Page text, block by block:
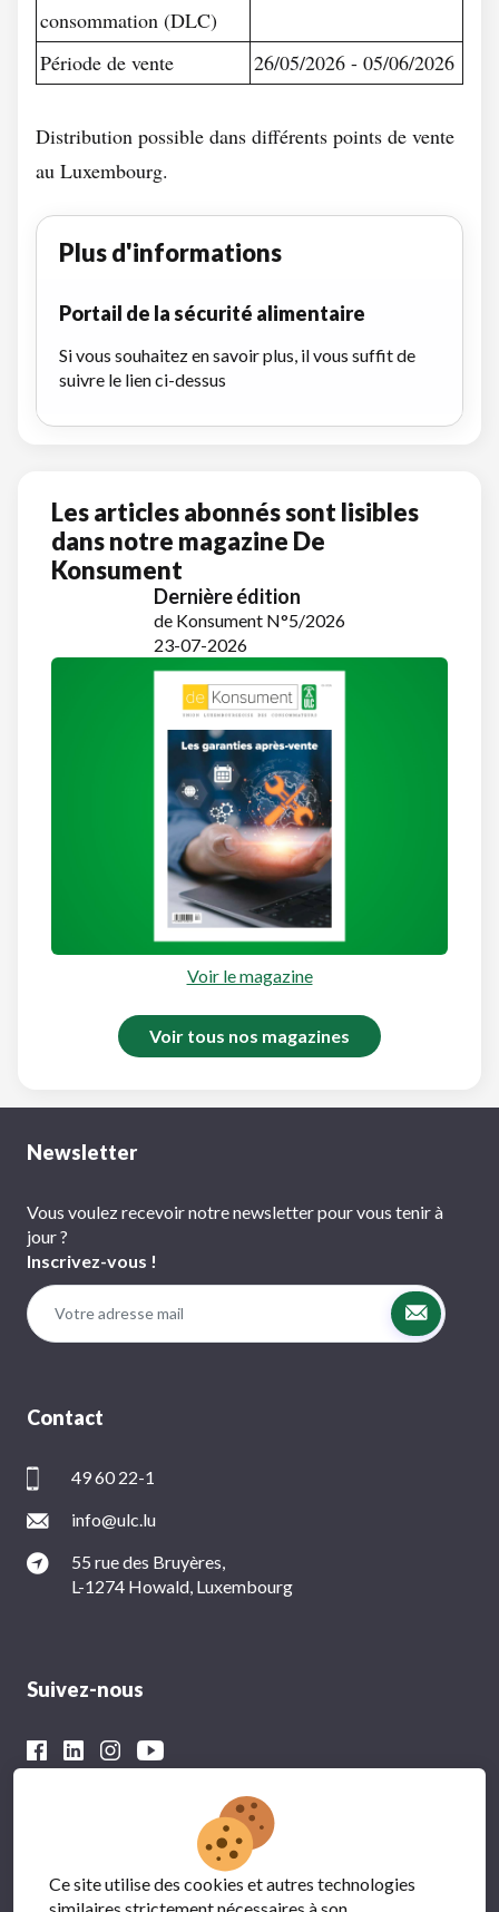
consommation (DLC)
Période de vente 26/05/2026 - 05/06/2026
Distribution possible dans différents points de vente
au Luxembourg.
Plus d'informations
Portail de la sécurité alimentaire
Si vous souhaitez en savoir plus, il vous suffit de
suivre le lien ci-dessus
Les articles abonnés sont lisibles
dans notre magazine De
Konsument
Dernière édition
de Konsument N°5/2026
23-07-2026
Voir le magazine
Voir tous nos magazines
Newsletter
Vous voulez recevoir notre newsletter pour vous tenir à
jour ?
Inscrivez-vous !
Contact
49 60 22-1
info@ulc.lu
55 rue des Bruyères,
L-1274 Howald, Luxembourg
Suivez-nous
Avec le soutien financier du
Ce site utilise des cookies et autres technologies